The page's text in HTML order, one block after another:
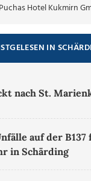
IN
nach St.
auf der
in Schärding